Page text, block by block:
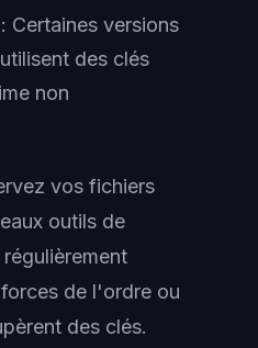
: Certaines versions
des clés
non
vos fichiers
outils de
de l'ordre ou
des clés.